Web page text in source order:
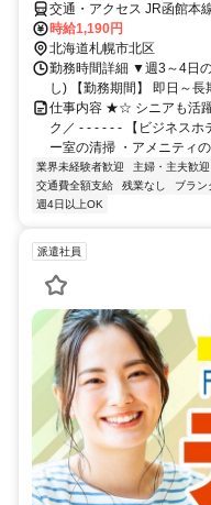
交通・アクセス JR函館
幌、JR千歳線(苫小牧―札
ろ駅（徒歩5分） 、地下鉄
時給1,190円
北海道札幌市北区
勤務時間詳細 ▼週3～4日
し) 【勤務期間】 即日～長
仕事内容 ★☆ シニアも活
ク／ - - - - - - 【ビジネス
ー室の清掃 ・アメニティ
業界未経験者歓迎 主婦・主夫歓迎
交通費全額支給
残業なし ブラン
週4日以上OK
派遣社員